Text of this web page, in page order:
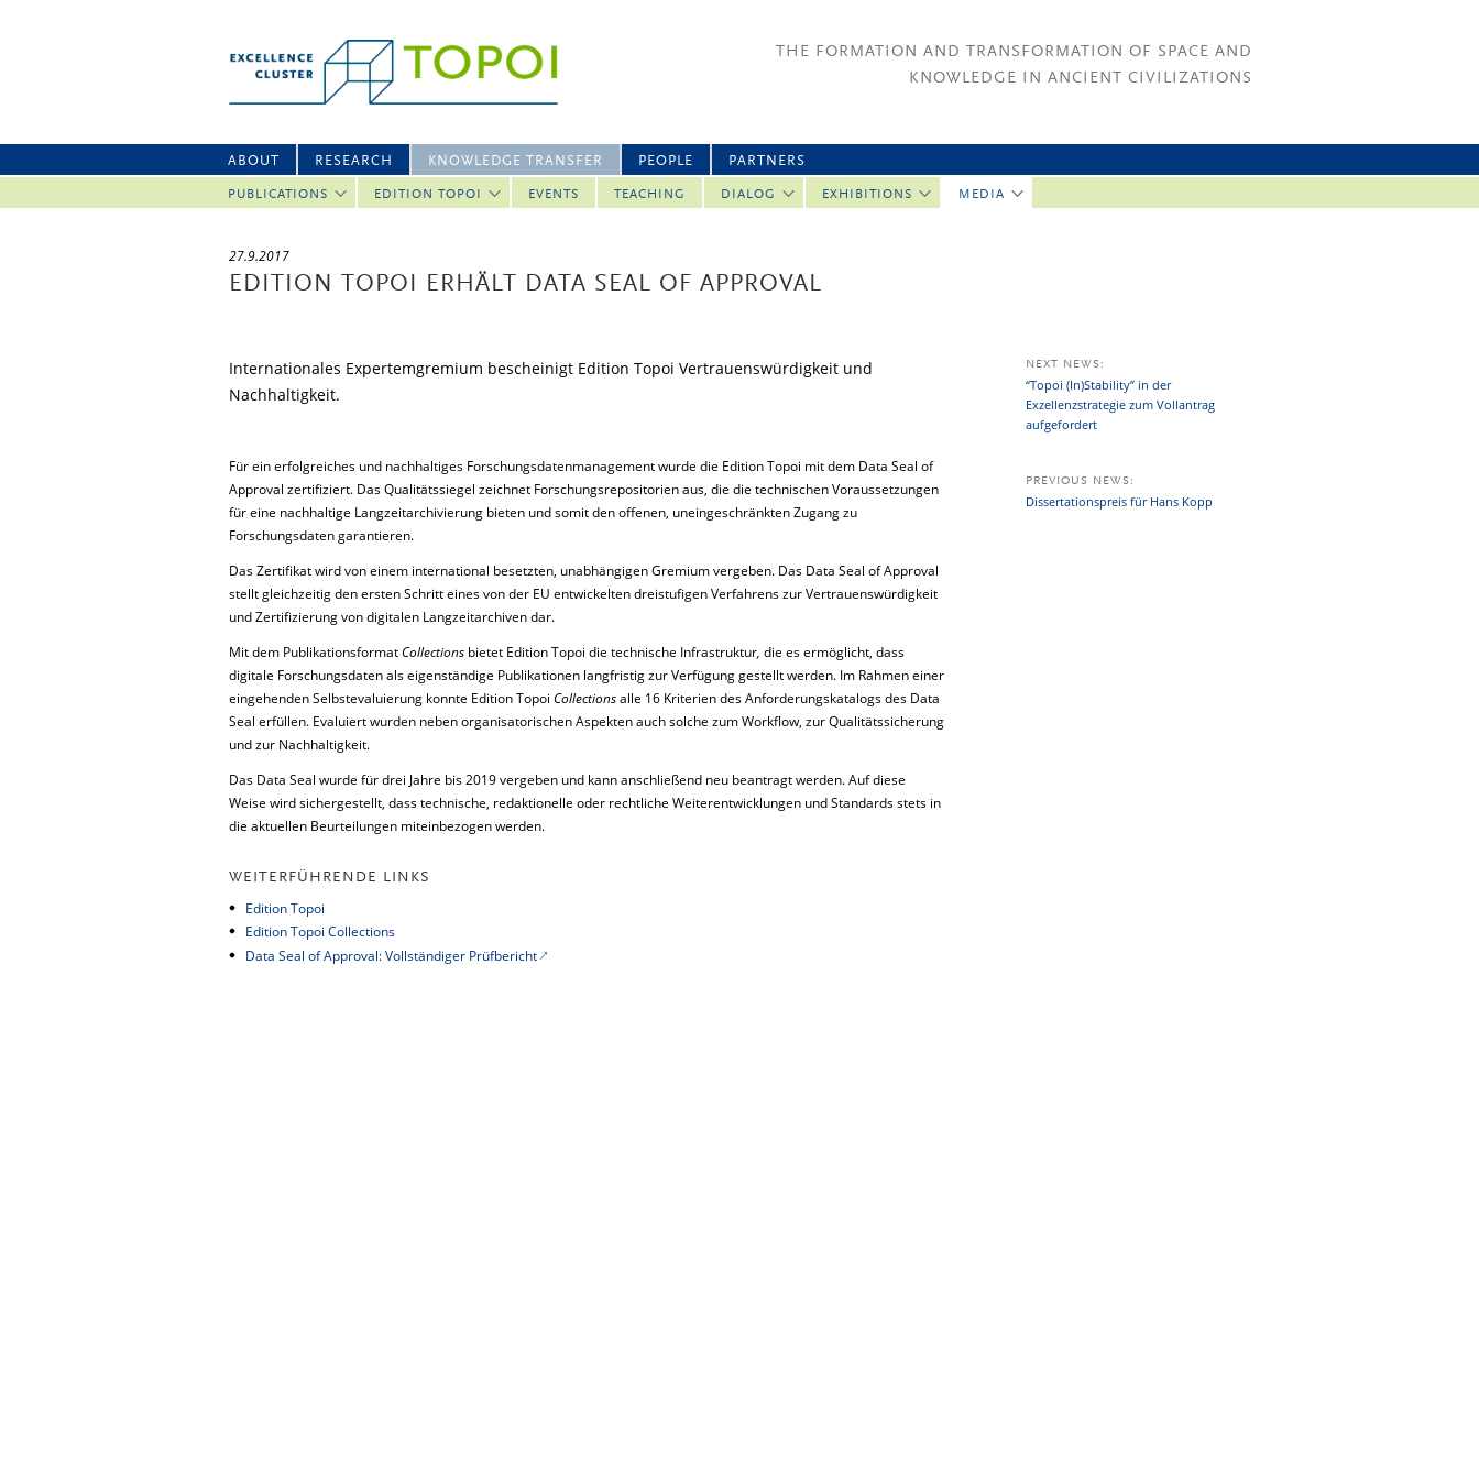
THE FORMATION AND TRANSFORMATION OF SPACE AND
KNOWLEDGE IN ANCIENT CIVILIZATIONS
ABOUT RESEARCH KNOWLEDGE TRANSFER
PUBLICATIONS EDITION TOPOI EVENTS TEACHING DIALOG EXHIBITIONS MEDIA
PEOPLE PARTNERS
27.9.2017
EDITION TOPOI ERHÄLT DATA SEAL OF APPROVAL
Internationales Expertemgremium bescheinigt Edition Topoi Vertrauenswürdigkeit und
Nachhaltigkeit.
Für ein erfolgreiches und nachhaltiges Forschungsdatenmanagement wurde die Edition Topoi mit dem Data Seal of
Approval zertifiziert. Das Qualitätssiegel zeichnet Forschungsrepositorien aus, die die technischen Voraussetzungen
für eine nachhaltige Langzeitarchivierung bieten und somit den offenen, uneingeschränkten Zugang zu
Forschungsdaten garantieren.
Das Zertifikat wird von einem international besetzten, unabhängigen Gremium vergeben. Das Data Seal of Approval
stellt gleichzeitig den ersten Schritt eines von der EU entwickelten dreistufigen Verfahrens zur Vertrauenswürdigkeit
und Zertifizierung von digitalen Langzeitarchiven dar.
Mit dem PublikationsformatCollections bietet Edition Topoi die technische Infrastruktur, die es ermöglicht, dass
digitale Forschungsdaten als eigenständige Publikationen langfristig zur Verfügung gestellt werden. Im Rahmen einer
eingehenden Selbstevaluierung konnte Edition Topoi Collectionsalle 16 Kriterien des Anforderungskatalogs des Data
Seal erfüllen. Evaluiert wurden neben organisatorischen Aspekten auch solche zum Workflow, zur Qualitätssicherung
und zur Nachhaltigkeit.
Das Data Seal wurde für drei Jahre bis 2019 vergeben und kann anschließend neu beantragt werden. Auf diese
Weise wird sichergestellt, dass technische, redaktionelle oder rechtliche Weiterentwicklungen und Standards stets in
die aktuellen Beurteilungen miteinbezogen werden.
WEITERFÜHRENDE LINKS
Edition Topoi
Edition Topoi Collections
Data Seal of Approval: Vollständiger Prüfbericht
NEXT NEWS:
“Topoi (In)Stability” in der
Exzellenzstrategie zum Vollantrag
aufgefordert
PREVIOUS NEWS:
Dissertationspreis für Hans Kopp